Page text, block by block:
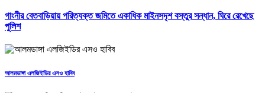
গাংনীর বেতবাড়িয়ায় পরিত্যক্ত জমিতে একাধিক মাইনসদৃশ বস্তুর সন্ধান, ঘিরে রেখেছে
পুলিশ
আলমডাঙ্গা এলজিইডির এসও হাবিব